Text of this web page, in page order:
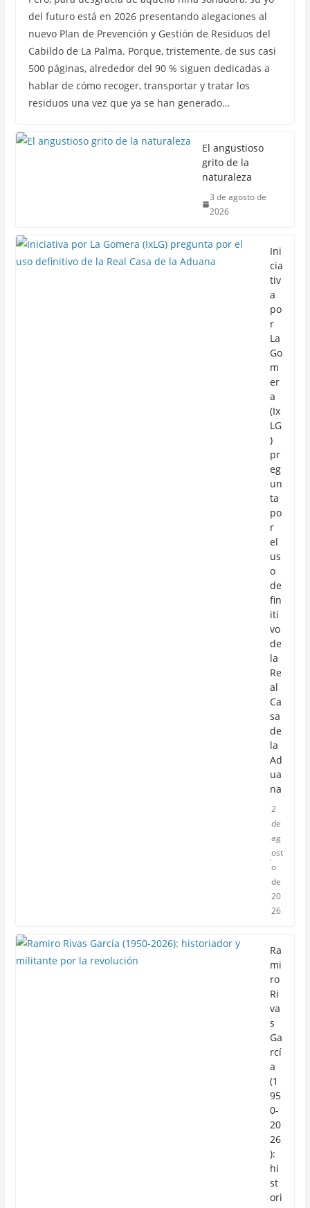
del futuro está en 2026 presentando alegaciones al
nuevo Plan de Prevención y Gestión de Residuos del
Cabildo de La Palma. Porque, tristemente, de sus casi
500 páginas, alrededor del 90 % siguen dedicadas a
hablar de cómo recoger, transportar y tratar los
residuos una vez que ya se han generado…
El angustioso
grito de la
naturaleza
3 de agosto de
2026
Ini
cia
tiv
a
po
r
La
Go
m
er
a
(Ix
LG
)
pr
eg
un
ta
po
r
el
us
o
de
fin
iti
vo
de
la
Re
al
Ca
sa
de
la
Ad
ua
na
2
de
ag
ost
o
de
20
26
Ra
mi
ro
Ri
va
s
Ga
rcí
a
(1
95
0-
20
26
):
hi
st
ori